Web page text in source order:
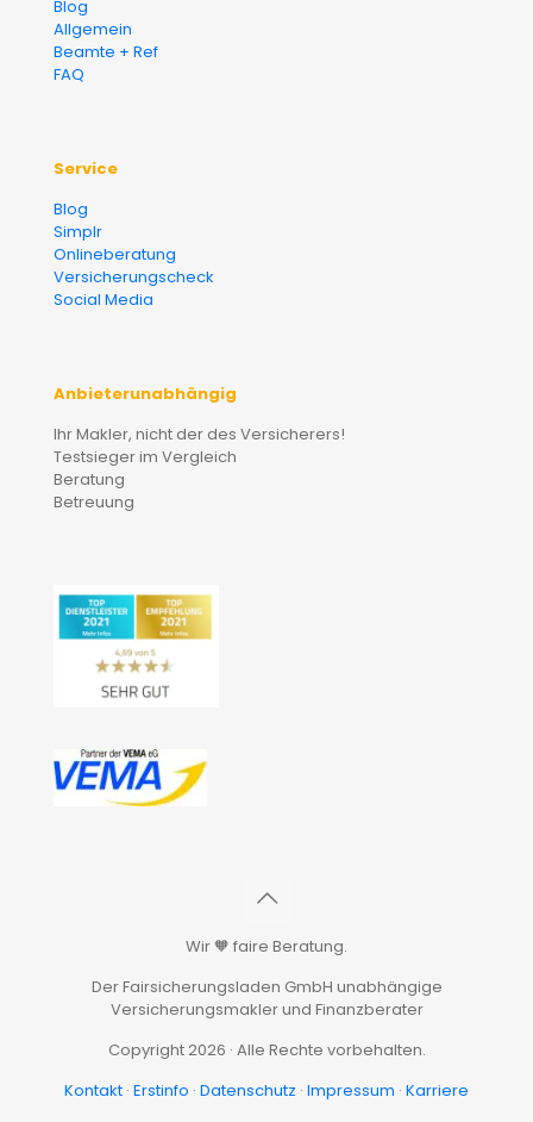
Blog
Allgemein
Beamte + Ref
FAQ
Service
Blog
Simplr
Onlineberatung
Versicherungscheck
Social Media
Anbieterunabhängig
Ihr Makler, nicht der des Versicherers!
Testsieger im Vergleich
Beratung
Betreuung
Wir 🧡 faire Beratung.
Der Fairsicherungsladen GmbH unabhängige
Versicherungsmakler und Finanzberater
Copyright 2026 · Alle Rechte vorbehalten.
Kontakt · Erstinfo · Datenschutz · Impressum · Karriere